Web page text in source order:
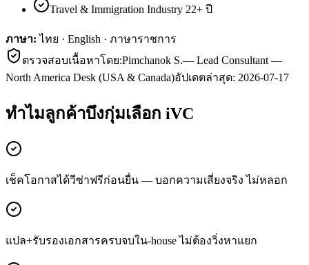
Travel & Immigration Industry 22+ ปี
ภาษา: ไทย · English · ภาษาราชการ
ตรวจสอบเนื้อหาโดย:Pimchanok S.— Lead Consultant —
North America Desk (USA & Canada)อัปเดตล่าสุด: 2026-07-17
ทำไมลูกค้าบึงกุ่มเลือก iVC
เช็คโอกาสได้วีซ่าฟรีก่อนยื่น — บอกความเสี่ยงจริง ไม่หลอก
แปล+รับรองเอกสารครบจบใน-house ไม่ต้องวิ่งหาแยก